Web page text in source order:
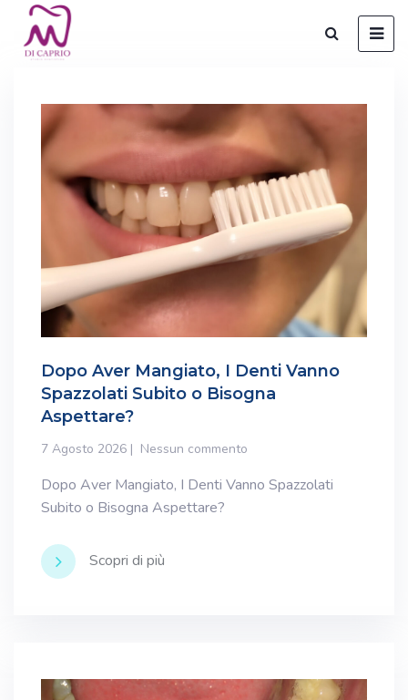
Dopo Aver Mangiato, I Denti Vanno
Spazzolati Subito o Bisogna
Aspettare?
7 Agosto 2026 Nessun commento
Dopo Aver Mangiato, I Denti Vanno Spazzolati
Subito o Bisogna Aspettare?
Scopri di più